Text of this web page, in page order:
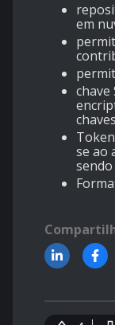
em
chave
se ao